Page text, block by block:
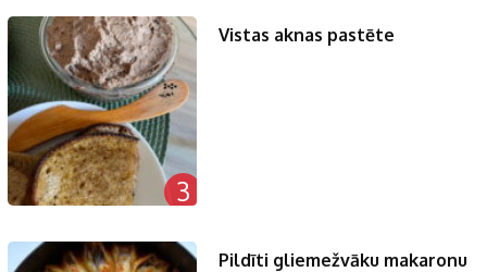
3
Vistas aknas pastēte
Pildīti gliemežvāku makaronu